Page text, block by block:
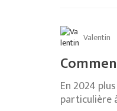
Valentin
En 2024
particulière